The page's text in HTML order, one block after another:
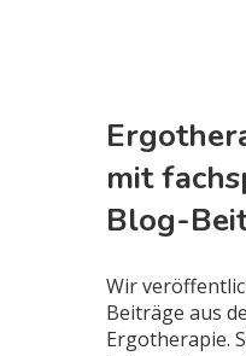
mit
Blog-
Wir
Beiträge aus
Ergotherapie.